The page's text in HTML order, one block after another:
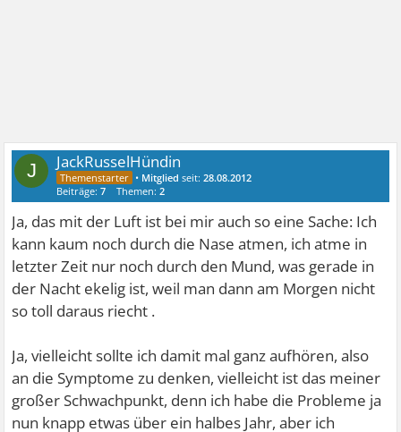
J JackRusselHündin
• Mitglied seit:28.08.2012
Beiträge:7 Themen:2
Ja, das mit der Luft ist bei mir auch so eine Sache: Ich
kann kaum noch durch die Nase atmen, ich atme in
letzter Zeit nur noch durch den Mund, was gerade in
der Nacht ekelig ist, weil man dann am Morgen nicht
so toll daraus riecht .
Ja, vielleicht sollte ich damit mal ganz aufhören, also
an die Symptome zu denken, vielleicht ist das meiner
großer Schwachpunkt, denn ich habe die Probleme ja
nun knapp etwas über ein halbes Jahr, aber ich